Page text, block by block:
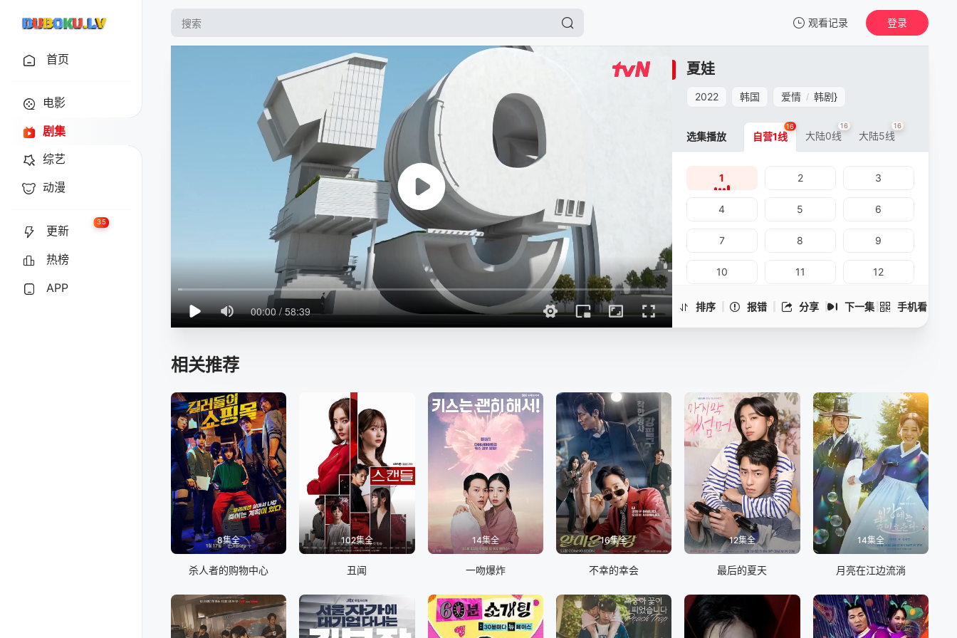
观看记录
我的观影记录
登录
首页
电影
剧集
综艺
动漫
更新
35
热榜
APP
夏娃
2022 韩国 爱情 / 韩剧}
排序 报错 分享 下一集 手机看
选集播放 自营1线
16
大陆0线
16
大陆5线
16
1 2 3
4 5 6
7 8 9
10 11 12
14 15
相关推荐
8集全
杀人者的购物中心
102集全
丑闻
14集全
一吻爆炸
16集全
不幸的幸会
12集全
最后的夏天
14集全
月亮在江边流淌